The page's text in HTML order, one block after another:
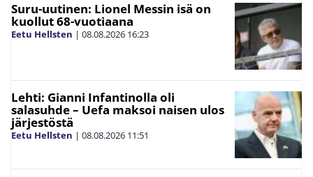
Suru-uutinen: Lionel Messin isä on
kuollut 68-vuotiaana
Eetu Hellsten | 08.08.2026 16:23
Lehti: Gianni Infantinolla oli
salasuhde – Uefa maksoi naisen ulos
järjestöstä
Eetu Hellsten | 08.08.2026 11:51